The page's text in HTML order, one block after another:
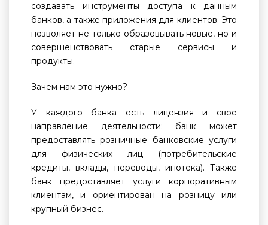
создавать инструменты доступа к данным
банков, а также приложения для клиентов. Это
позволяет не только образовывать новые, но и
совершенствовать старые сервисы и
продукты.
Зачем нам это нужно?
У каждого банка есть лицензия и свое
направление деятельности: банк может
предоставлять розничные банковские услуги
для физических лиц (потребительские
кредиты, вклады, переводы, ипотека). Также
банк предоставляет услуги корпоративным
клиентам, и ориентирован на розницу или
крупный бизнес.